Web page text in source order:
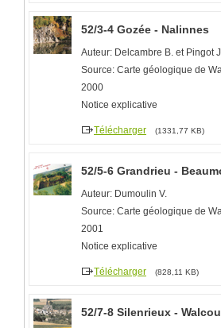
52/3-4 Gozée - Nalinnes
Auteur: Delcambre B. et Pingot
Source: Carte géologique de
2000
Notice explicative
Télécharger (1331,77 KB)
52/5-6 Grandrieu -
Auteur: Dumoulin V.
Source: Carte géologique de
2001
Notice explicative
Télécharger (828,11 KB)
52/7-8 Silenrieux -